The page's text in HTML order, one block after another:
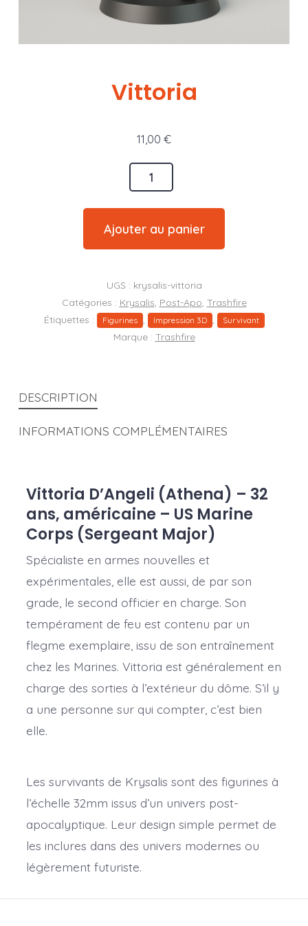
Vittoria
11,00 €
Ajouter au panier
UGS : krysalis-vittoria
Catégories : Krysalis, Post-Apo, Trashfire
Étiquettes :
Figurines , Impression 3D , Survivant
Marque : Trashfire
DESCRIPTION
INFORMATIONS COMPLÉMENTAIRES
Vittoria D’Angeli (Athena) – 32
ans, américaine – US Marine
Corps (Sergeant Major)
Spécialiste en armes nouvelles et
expérimentales, elle est aussi, de par son
grade, le second officier en charge. Son
tempérament de feu est contenu par un
flegme exemplaire, issu de son entraînement
chez les Marines. Vittoria est généralement en
charge des sorties à l’extérieur du dôme. S’il y
a une personne sur qui compter, c’est bien
elle.
Les survivants de Krysalis sont des figurines à
l’échelle 32mm issus d’un univers post-
apocalyptique. Leur design simple permet de
les inclures dans des univers modernes ou
légèrement futuriste.